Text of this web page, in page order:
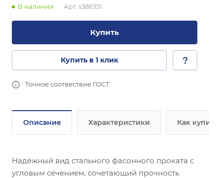
В наличии Арт. s386351
Купить
Купить в 1 клик
Точное соотвествие ГОСТ.
Описание Характеристики Как купить
Надёжный вид стального фасонного проката с
угловым сечением, сочетающий прочность